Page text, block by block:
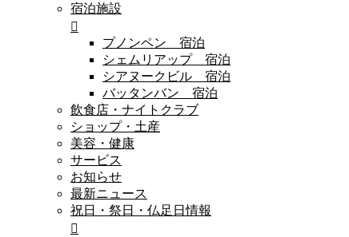
宿泊施設
プノンペン 宿泊
シェムリアップ 宿泊
シアヌークビル 宿泊
バッタンバン 宿泊
飲食店・ナイトクラブ
ショップ・土産
美容・健康
サービス
お知らせ
最新ニュース
祝日・祭日・仏足日情報